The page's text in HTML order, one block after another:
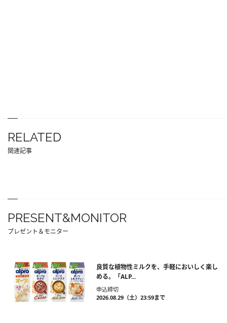
RELATED
関連記事
PRESENT&MONITOR
プレゼント＆モニター
良質な植物性ミルクを、手軽においしく楽し
める。「ALP...
申込締切
2026.08.29（土）23:59まで